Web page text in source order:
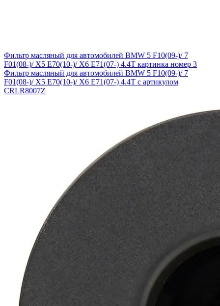
Фильтр масляный для автомобилей BMW 5 F10(09-)/ 7
F01(08-)/ X5 E70(10-)/ X6 E71(07-) 4.4T картинка номер 3
Фильтр масляный для автомобилей BMW 5 F10(09-)/ 7
F01(08-)/ X5 E70(10-)/ X6 E71(07-) 4.4T с артикулом
CRLR8007Z